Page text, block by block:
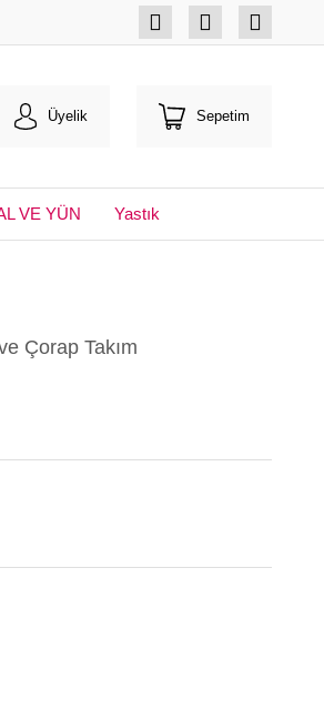
Üyelik Sepetim
VE YÜN Yastık
Çorap Takım